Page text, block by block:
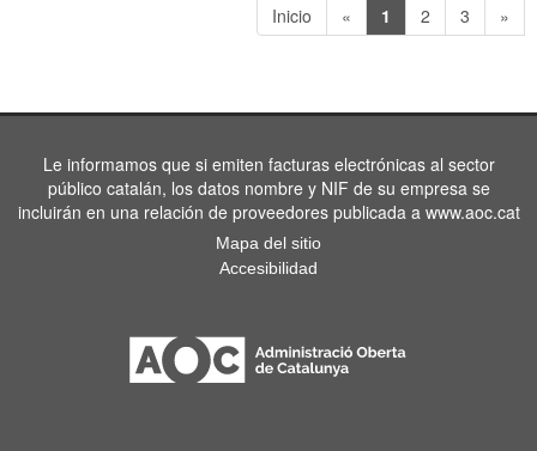
Inicio
« 1 2 3 »
Le informamos que si emiten facturas electrónicas al sector
público catalán, los datos nombre y NIF de su empresa se
incluirán en una relación de proveedores publicada a www.aoc.cat
Mapa del sitio
Accesibilidad